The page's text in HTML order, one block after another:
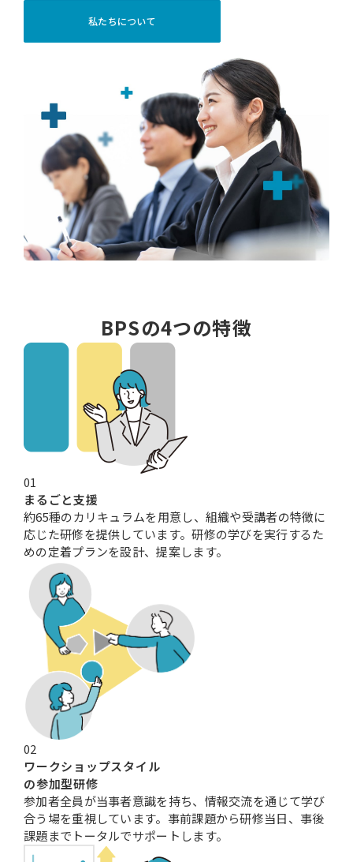
私たちについて
BPSの4つの特徴
01
まるごと支援
約65種のカリキュラムを用意し、組織や受講者の特徴に
応じた研修を提供しています。研修の学びを実行するた
めの定着プランを設計、提案します。
02
ワークショップスタイル
の参加型研修
参加者全員が当事者意識を持ち、情報交流を通じて学び
合う場を重視しています。事前課題から研修当日、事後
課題までトータルでサポートします。